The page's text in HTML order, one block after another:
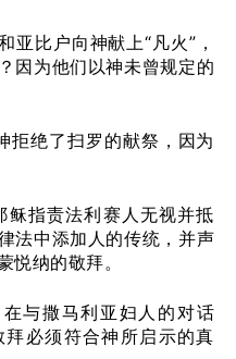
亚比户向神献上“凡火”，
因为他们以神未曾规定的
拒绝了扫罗的献祭，因为
稣指责法利赛人无视并抵
法中添加人的传统，并声
悦纳的敬拜。
与撒马利亚妇人的对话
必须符合神所启示的真